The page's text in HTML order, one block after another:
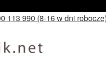
113 990 (8-16 w dni robocze)